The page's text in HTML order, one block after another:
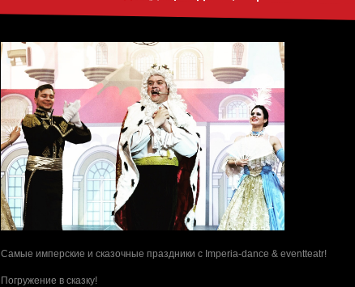
Самые имперские и сказочные праздники с Imperia-dance & eventteatr!
Погружение в сказку!